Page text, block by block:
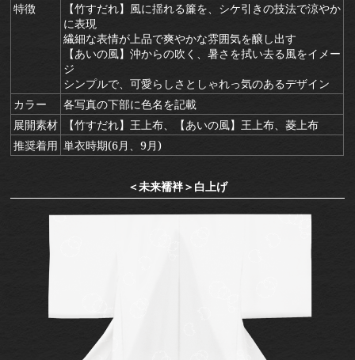
特徴
【竹すだれ】風に揺れる簾を、シケ引きの技法で涼やか
に表現
繊細な表情が上品で爽やかな雰囲気を醸し出す
【あいの風】沖からの吹く、暑さを拭い去る風をイメー
ジ
シンプルで、可愛らしさとしゃれっ気のあるデザイン
カラー
各写真の下部に色名を記載
展開素材
【竹すだれ】王上布、【あいの風】王上布、菱上布
推奨着用 単衣時期(6月、9月)
＜未来襦袢＞白上げ